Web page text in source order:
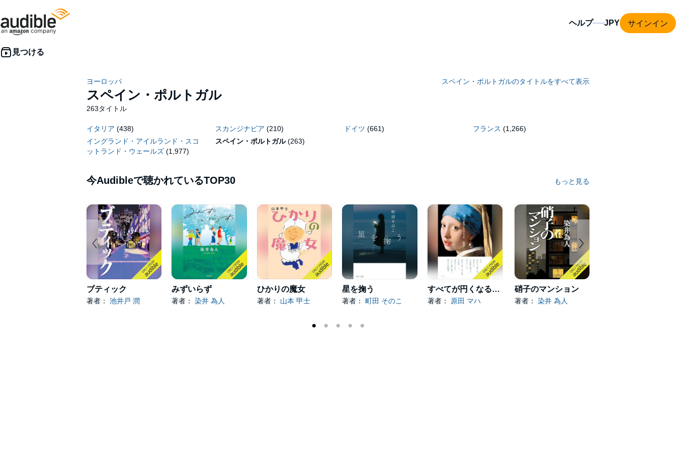
ヘルプ サインイン
ヨーロッパ
スペイン・ポルトガル
263タイトル
スペイン・ポルトガルのタイトルをすべて表示
イタリア (438) スカンジナビア (210) ドイツ (661) フランス (1,266)
イングランド・アイルランド・スコ
ットランド・ウェールズ (1,977)
スペイン・ポルトガル (263)
今Audibleで聴かれているTOP30 もっと見る
ブティック
著者： 池井戸 潤
みずいらず
著者：染井 為人
ひかりの魔女
著者： 山本 甲士
星を掬う
著者：町田 そのこ
すべてが円くなるように
著者： 原田 マハ
硝子のマンション
著者： 染井 為人